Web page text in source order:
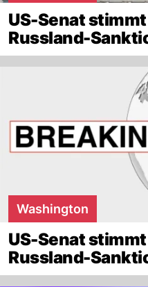
US-Senat
Russland-
Washington
US-Senat
Russland-